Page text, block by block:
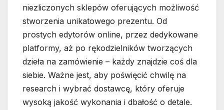
niezliczonych sklepów oferujących możliwość
stworzenia unikatowego prezentu. Od
prostych edytorów online, przez dedykowane
platformy, aż po rękodzielników tworzących
dzieła na zamówienie – każdy znajdzie coś dla
siebie. Ważne jest, aby poświęcić chwilę na
research i wybrać dostawcę, który oferuje
wysoką jakość wykonania i dbałość o detale.